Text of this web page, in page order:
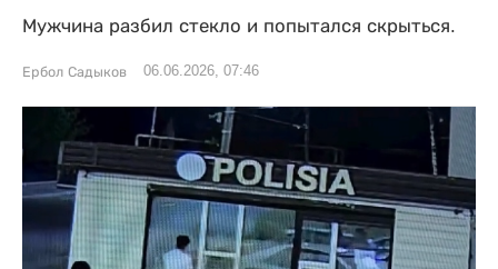
Мужчина разбил стекло и попытался скрыться.
Ербол Садыков 06.06.2026, 07:46